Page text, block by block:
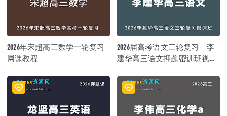
2026年宋超高三数学一轮复习
网课教程
2026届高考语文三轮复习｜李
建华高三语文押题密训班视频